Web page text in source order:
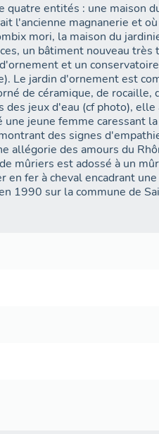
quatre entités : une maison
l'ancienne magnanerie et
mori, la maison du
un bâtiment nouveau
et un
Le jardin d'ornement est
de céramique, de
des jeux d'eau (cf photo),
jeune femme caressant
des signes
allégorie des amours du
mûriers est adossé à un
à cheval encadrant une fontaine
1990 sur la commune de